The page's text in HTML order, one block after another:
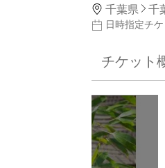
千葉県 千
日時指定チケ
チケット